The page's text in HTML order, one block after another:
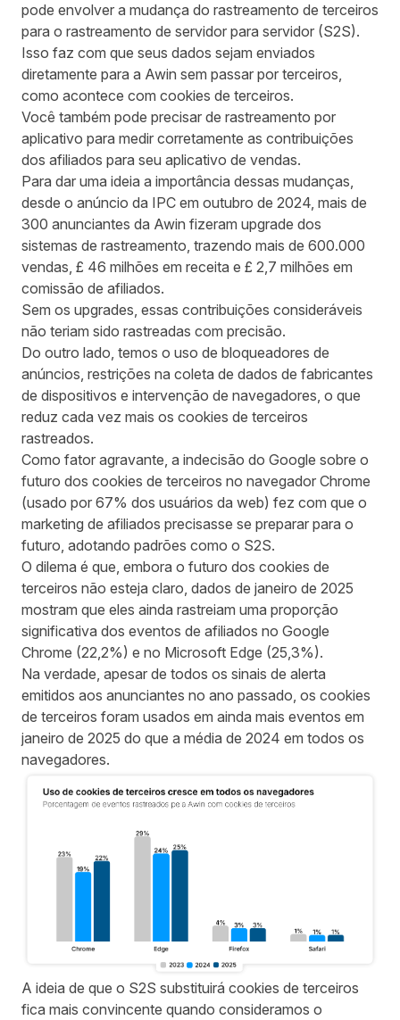
pode envolver a mudança do rastreamento de terceiros
para o rastreamento de servidor para servidor (S2S).
Isso faz com que seus dados sejam enviados
diretamente para a Awin sem passar por terceiros,
como acontece com cookies de terceiros.
Você também pode precisar de rastreamento por
aplicativo para medir corretamente as contribuições
dos afiliados para seu aplicativo de vendas.
Para dar uma ideia a importância dessas mudanças,
desde o anúncio da IPC em outubro de 2024, mais de
300 anunciantes da Awin fizeram upgrade dos
sistemas de rastreamento, trazendo mais de 600.000
vendas, £ 46 milhões em receita e £ 2,7 milhões em
comissão de afiliados.
Sem os upgrades, essas contribuições consideráveis
não teriam sido rastreadas com precisão.
Do outro lado, temos o uso de bloqueadores de
anúncios, restrições na coleta de dados de fabricantes
de dispositivos e intervenção de navegadores, o que
reduz cada vez mais os cookies de terceiros
rastreados.
Como fator agravante, a indecisão do Google sobre o
futuro dos cookies de terceiros no navegador Chrome
(usado por 67% dos usuários da web) fez com que o
marketing de afiliados precisasse se preparar para o
futuro, adotando padrões como o S2S.
O dilema é que, embora o futuro dos cookies de
terceiros não esteja claro, dados de janeiro de 2025
mostram que eles ainda rastreiam uma proporção
significativa dos eventos de afiliados no Google
Chrome (22,2%) e no Microsoft Edge (25,3%).
Na verdade, apesar de todos os sinais de alerta
emitidos aos anunciantes no ano passado, os cookies
de terceiros foram usados em ainda mais eventos em
janeiro de 2025 do que a média de 2024 em todos os
navegadores.
A ideia de que o S2S substituirá cookies de terceiros
fica mais convincente quando consideramos o